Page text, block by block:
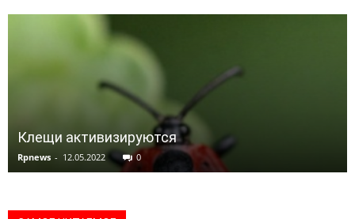
Клещи активизируются
Rpnews - 12.05.2022 0